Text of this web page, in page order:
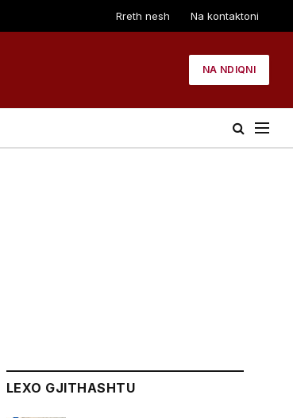
Rreth nesh Na kontaktoni
NA NDIQNI
LEXO GJITHASHTU